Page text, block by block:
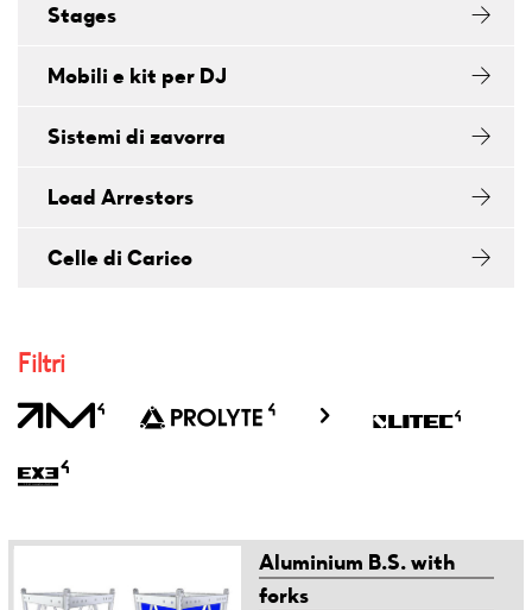
Stages
Mobili e kit per DJ
Sistemi di zavorra
Load Arrestors
Celle di Carico
Filtri
Aluminium B.S. with
forks